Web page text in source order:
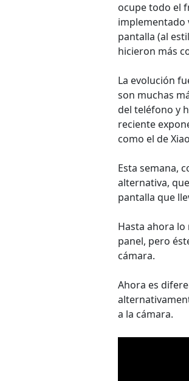
ocupe todo el
implementado
pantalla (al
hicieron más
La evolución
son muchas
del teléfono y
reciente
como el de
Esta semana,
alternativa,
pantalla que
Hasta ahora
panel, pero
cámara.
Ahora es
a la cámara.